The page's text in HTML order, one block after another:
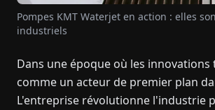
Pompes KMT Waterjet en action : elles
industriels
Dans une époque où les
comme un acteur de premier plan
L'entreprise révolutionne l'industrie